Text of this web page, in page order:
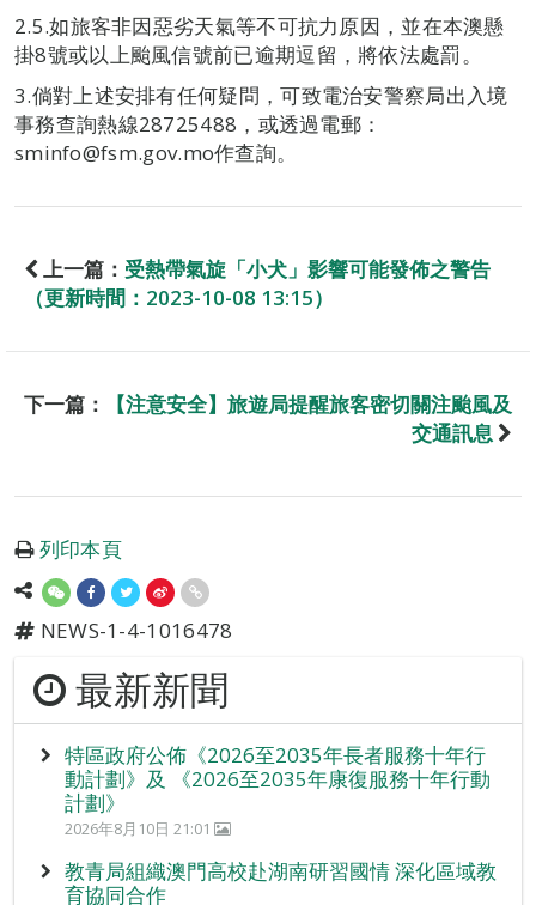
2.5.如旅客非因惡劣天氣等不可抗力原因，並在本澳懸
掛8號或以上颱風信號前已逾期逗留，將依法處罰。
3.倘對上述安排有任何疑問，可致電治安警察局出入境
事務查詢熱線28725488，或透過電郵：
sminfo@fsm.gov.mo作查詢。
上一篇： 受熱帶氣旋「小犬」影響可能發佈之警告
（更新時間：2023-10-08 13:15）
下一篇：
【注意安全】旅遊局提醒旅客密切關注颱風及
交通訊息
列印本頁
NEWS-1-4-1016478
最新新聞
特區政府公佈《2026至2035年長者服務十年行
動計劃》及 《2026至2035年康復服務十年行動
計劃》
2026年8月10日 21:01
教青局組織澳門高校赴湖南研習國情 深化區域教
育協同合作